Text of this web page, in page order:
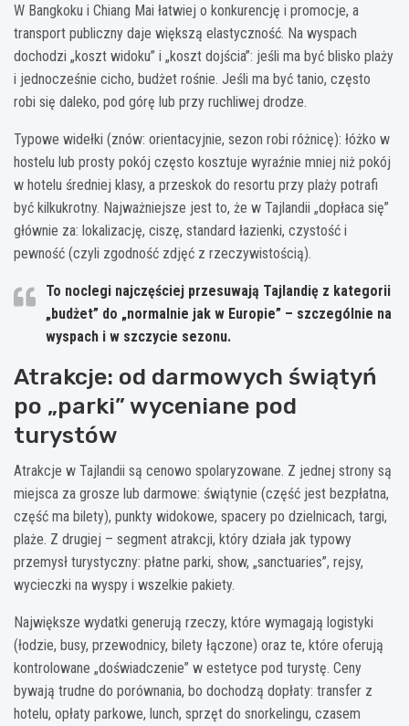
W Bangkoku i Chiang Mai łatwiej o konkurencję i promocje, a
transport publiczny daje większą elastyczność. Na wyspach
dochodzi „koszt widoku” i „koszt dojścia”: jeśli ma być blisko plaży
i jednocześnie cicho, budżet rośnie. Jeśli ma być tanio, często
robi się daleko, pod górę lub przy ruchliwej drodze.
Typowe widełki (znów: orientacyjnie, sezon robi różnicę): łóżko w
hostelu lub prosty pokój często kosztuje wyraźnie mniej niż pokój
w hotelu średniej klasy, a przeskok do resortu przy plaży potrafi
być kilkukrotny. Najważniejsze jest to, że w Tajlandii „dopłaca się”
głównie za: lokalizację, ciszę, standard łazienki, czystość i
pewność (czyli zgodność zdjęć z rzeczywistością).
To noclegi najczęściej przesuwają Tajlandię z kategorii
„budżet” do „normalnie jak w Europie” – szczególnie na
wyspach i w szczycie sezonu.
Atrakcje: od darmowych świątyń
po „parki” wyceniane pod
turystów
Atrakcje w Tajlandii są cenowo spolaryzowane. Z jednej strony są
miejsca za grosze lub darmowe: świątynie (część jest bezpłatna,
część ma bilety), punkty widokowe, spacery po dzielnicach, targi,
plaże. Z drugiej – segment atrakcji, który działa jak typowy
przemysł turystyczny: płatne parki, show, „sanctuaries”, rejsy,
wycieczki na wyspy i wszelkie pakiety.
Największe wydatki generują rzeczy, które wymagają logistyki
(łodzie, busy, przewodnicy, bilety łączone) oraz te, które oferują
kontrolowane „doświadczenie” w estetyce pod turystę. Ceny
bywają trudne do porównania, bo dochodzą dopłaty: transfer z
hotelu, opłaty parkowe, lunch, sprzęt do snorkelingu, czasem